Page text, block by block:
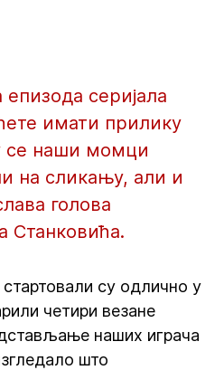
серијала
имати прилику
се наши момци
на сликању, али и
голова
Станковића.
су одлично у
четири везане
наших играча
што